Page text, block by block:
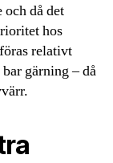
då det
hos
relativt
gärning – då